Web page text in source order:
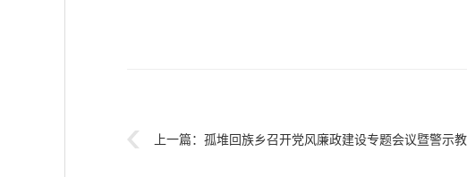
上一篇： 孤堆回族乡召开党风廉政建设专题会议暨警示